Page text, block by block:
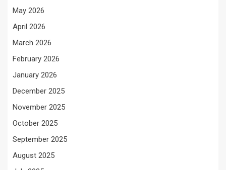
May 2026
April 2026
March 2026
February 2026
January 2026
December 2025
November 2025
October 2025
September 2025
August 2025